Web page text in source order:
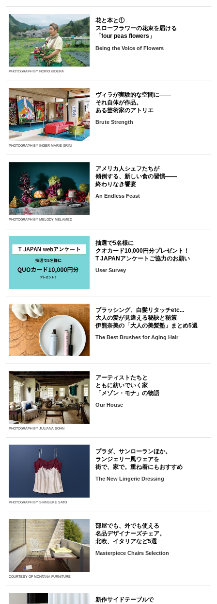
PHOTOGRAPH BY NORIO KIDERA
花と本と①
スローフラワーの花束を届ける
「four peas flowers」
Being the Voice of Flowers
PHOTOGRAPH BY INGER MARIE GRINI
ヴィラが実験的な空間に――
それ自体が作品。
ある芸術家のアトリエ
Brute Strength
PHOTOGRAPH BY MELODY MELAMED
アメリカ人シェフたちが
傾倒する、新しい食の習慣――
終わりなき饗宴
An Endless Feast
抽選で5名様に
クオカード10,000円分プレゼント！
T JAPANアンケートご協力のお願い
User Survey
ブラッシング、白髪リタッチetc...
大人の髪が見違える秘訣と秘策
伊熊奈美の「大人の美髪塾」まとめ5選
The Best Brushes for Aging Hair
PHOTOGRAPH BY JULIANA SOHN
アーティストたちと
ともに紡いでいく家
「メゾン・モナ」の物語
Our House
PHOTOGRAPH BY SHINSUKE SATO
プラダ、サンローランほか。
ランジェリー風ウェアを
街で、家で。重ね着にもおすすめ
The New Lingerie Dressing
COURTESY OF MONTANA FURNITURE
部屋でも、外でも使える
名品デザイナーズチェア。
北欧、イタリアなど5選
Masterpiece Chairs Selection
新作サイドテーブルで